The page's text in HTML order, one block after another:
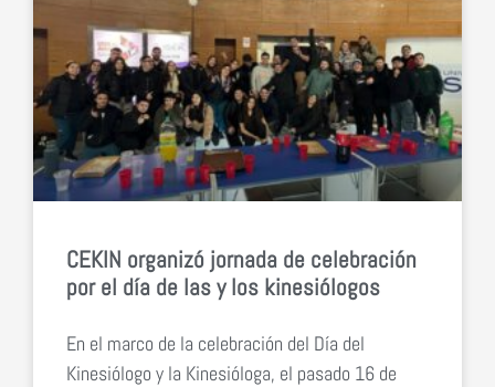
CEKIN organizó jornada de celebración
por el día de las y los kinesiólogos
En el marco de la celebración del Día del
Kinesiólogo y la Kinesióloga, el pasado 16 de